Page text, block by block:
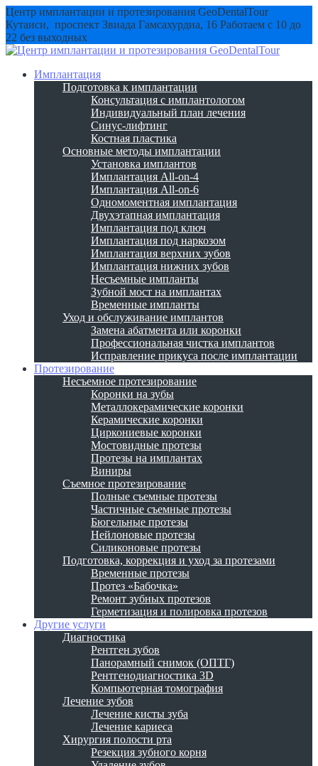
Центр имплантации и протезирования GeoDentalTour
Кутаиси, проспект Звиада Гамсахурдиа, 16 Работаем с 10 до
22 без выходных
Имплантация
Подготовка к имплантации
Консультация с имплантологом
Индивидуальный план лечения
Синус-лифтинг
Костная пластика
Основные методы имплантации
Установка имплантов
Имплантация All-on-4
Имплантация All-on-6
Одномоментная имплантация
Двухэтапная имплантация
Имплантация под ключ
Имплантация под наркозом
Имплантация верхних зубов
Имплантация нижних зубов
Несъемные импланты
Зубной мост на имплантах
Временные импланты
Уход и обслуживание имплантов
Замена абатмента или коронки
Профессиональная чистка имплантов
Исправление прикуса после имплантации
Протезирование
Несъемное протезирование
Коронки на зубы
Металлокерамические коронки
Керамические коронки
Циркониевые коронки
Мостовидные протезы
Протезы на имплантах
Виниры
Съемное протезирование
Полные съемные протезы
Частичные съемные протезы
Бюгельные протезы
Нейлоновые протезы
Силиконовые протезы
Подготовка, коррекция и уход за протезами
Временные протезы
Протез «Бабочка»
Ремонт зубных протезов
Герметизация и полировка протезов
Другие услуги
Диагностика
Рентген зубов
Панорамный снимок (ОПТГ)
Рентгенодиагностика 3D
Компьютерная томография
Лечение зубов
Лечение кисты зуба
Лечение кариеса
Хирургия полости рта
Резекция зубного корня